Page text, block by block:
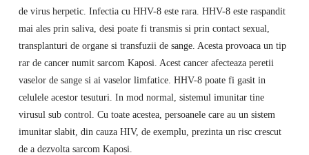
de virus herpetic. Infectia cu HHV-8 este rara. HHV-8 este raspandit
mai ales prin saliva, desi poate fi transmis si prin contact sexual,
transplanturi de organe si transfuzii de sange. Acesta provoaca un tip
rar de cancer numit sarcom Kaposi. Acest cancer afecteaza peretii
vaselor de sange si ai vaselor limfatice. HHV-8 poate fi gasit in
celulele acestor tesuturi. In mod normal, sistemul imunitar tine
virusul sub control. Cu toate acestea, persoanele care au un sistem
imunitar slabit, din cauza HIV, de exemplu, prezinta un risc crescut
de a dezvolta sarcom Kaposi.